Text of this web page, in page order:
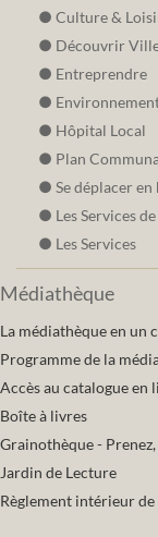
Culture &
Découvrir
Entreprendre
Hôpital Local
Plan
Se déplacer en
Les Services
Les Services
Médiathèque
La médiathèque en un
Programme de la
Accès au catalogue en
Boîte à livres
Grainothèque -
Jardin de Lecture
Règlement intérieur